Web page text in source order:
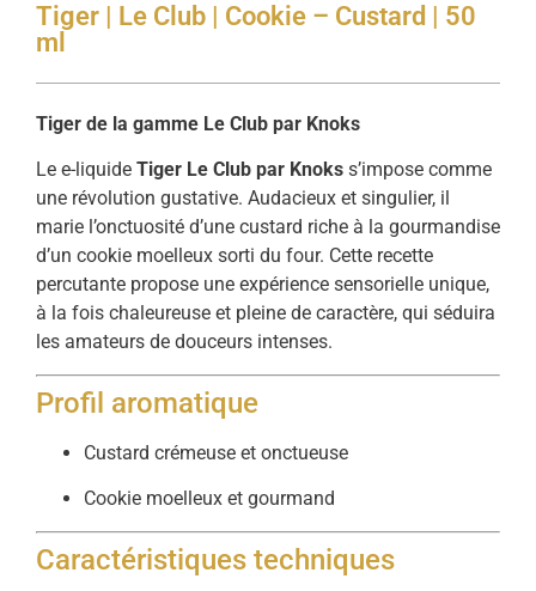
Tiger | Le Club | Cookie – Custard | 50
ml
Tiger de la gamme Le Club par Knoks
Le e-liquide Tiger Le Club par Knoks s’impose comme
une révolution gustative. Audacieux et singulier, il
marie l’onctuosité d’une custard riche à la gourmandise
d’un cookie moelleux sorti du four. Cette recette
percutante propose une expérience sensorielle unique,
à la fois chaleureuse et pleine de caractère, qui séduira
les amateurs de douceurs intenses.
Profil aromatique
Custard crémeuse et onctueuse
Cookie moelleux et gourmand
Caractéristiques techniques